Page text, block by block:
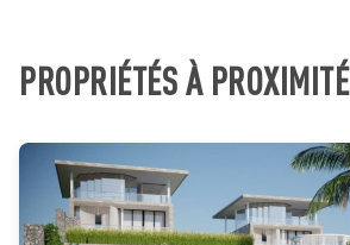
PROPRIÉTÉS À PROXIMITÉ